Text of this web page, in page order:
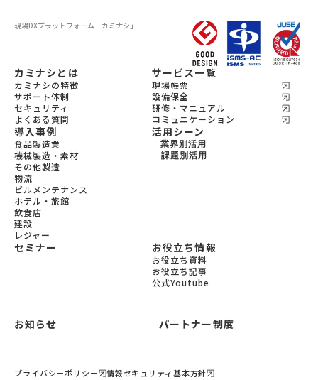
現場DXプラットフォーム 「カミナシ」
カミナシとは
カミナシの特徴
サポート体制
セキュリティ
よくある質問
サービス一覧
現場帳票
設備保全
研修・マニュアル
コミュニケーション
導入事例
食品製造業
機械製造・素材
その他製造
物流
ビルメンテナンス
ホテル・旅館
飲食店
建設
レジャー
活用シーン
業界別活用
機会製造・素材
課題別活用
セミナー お役立ち情報
お役立ち資料
お役立ち記事
公式Youtube
お知らせ パートナー制度
プライバシーポリシー
情報セキュリティ基本方針